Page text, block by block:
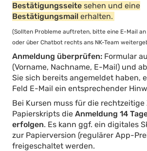
Bestätigungsseite sehen und eine
Bestätigungsmail erhalten.
(Sollten Probleme auftreten, bitte eine E-Mail an
oder über Chatbot rechts ans NK-Team
Anmeldung überprüfen:Formular
(Vorname, Nachname, E-Mail) und
Sie sich bereits angemeldet haben,
Feld E-Mail ein entsprechender
Bei Kursen muss für die
Papierskripts die Anmeldung 14
erfolgen. Es kann ggf. ein digitales
zur Papierversion (regulärer App-
freigeschaltet werden.